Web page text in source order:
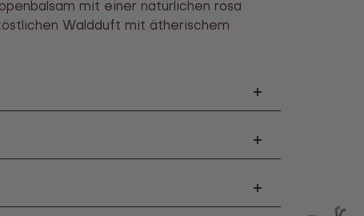
mit einer natürlichen rosa
Waldduft mit ätherischem